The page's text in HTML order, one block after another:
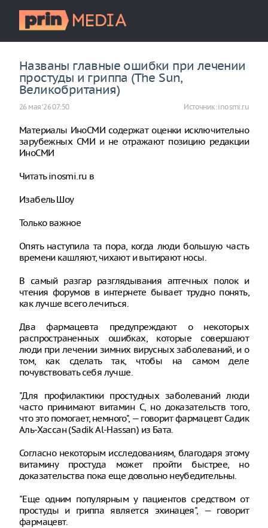
Названы главные ошибки при лечении
простуды и гриппа (The Sun,
Великобритания)
26 мая ‘26 07:50 Источник:inosmi.ru
Материалы ИноСМИ содержат оценки исключительно
зарубежных СМИ и не отражают позицию редакции
ИноСМИ
Читать inosmi.ru в
Изабель Шоу
Только важное
Опять наступила та пора, когда люди большую часть
времени кашляют, чихают и вытирают носы.
В самый разгар разглядывания аптечных полок и
чтения форумов в интернете бывает трудно понять,
как лучше всего лечиться.
Два фармацевта предупреждают о некоторых
распространенных ошибках, которые совершают
люди при лечении зимних вирусных заболеваний, и о
том, как сделать так, чтобы на самом деле
почувствовать себя лучше.
"Для профилактики простудных заболеваний люди
часто принимают витамин С, но доказательств того,
что это помогает, немного", — говорит фармацевт Садик
Аль-Хассан (Sadik Al-Hassan) из Бата.
Согласно некоторым исследованиям, благодаря этому
витамину простуда может пройти быстрее, но
доказательства пока еще довольно неубедительны.
"Еще одним популярным у пациентов средством от
простуды и гриппа является эхинацея", — говорит
фармацевт.